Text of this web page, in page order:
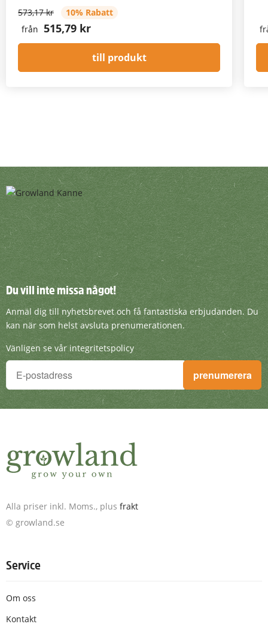
573,17 kr
10% Rabatt
från 515,79 kr
till produkt
Du vill inte missa något!
Anmäl dig till nyhetsbrevet och få
Du vill inte missa något!
Anmäl dig till nyhetsbrevet och få fantastiska erbjudanden. Du
kan när som helst avsluta prenumerationen.
Vänligen se vår integritetspolicy
Du vill inte missa något!
Anmäl dig till nyhetsbrevet och få fantastiska erbjudanden.
prenumerera
Alla priser inkl. Moms., plus frakt
© growland.se
Service
Om oss
Kontakt